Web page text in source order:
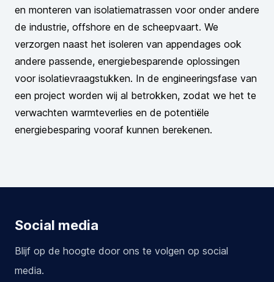
en monteren van isolatiematrassen voor onder andere
de industrie, offshore en de scheepvaart. We
verzorgen naast het isoleren van appendages ook
andere passende, energiebesparende oplossingen
voor isolatievraagstukken. In de engineeringsfase van
een project worden wij al betrokken, zodat we het te
verwachten warmteverlies en de potentiële
energiebesparing vooraf kunnen berekenen.
Social media
Blijf op de hoogte door ons te volgen op social
media.